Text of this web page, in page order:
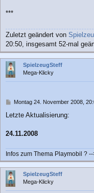
***
Zuletzt geändert von
20:50, insgesamt 52-mal
SpielzeugSteff
Mega-Klicky
B
i
r
g
Montag 24. November 2008,
Letzte Aktualisierung:
24.11.2008
Infos zum Thema Playmobil ?
SpielzeugSteff
Mega-Klicky